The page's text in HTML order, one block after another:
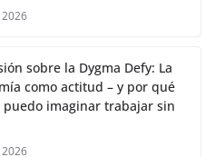
2026
sobre la Dygma Defy: La
como actitud – y por qué
puedo imaginar trabajar sin
2026